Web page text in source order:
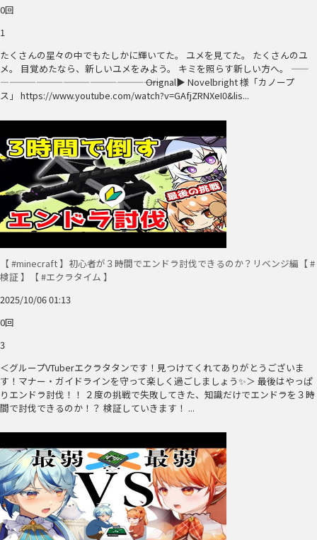
0回
1
たくさんの星々の中でもたしかに輝いてた。 ユメを見てた。 たくさんのユ
メ。 目覚めたなら、新しいユメをみよう。 キミを照らす新しい方へ。 ――
―――――――――――――――――― Orignal▶ Novelbright 様「カノープ
ス」 https://www.youtube.com/watch?v=GAfjZRNXeI0&lis...
【 #minecraft 】初心者が３時間でエンドラ討伐できるのか？リベンジ編【 #
検証 】【 #エクラタイム 】
2025/10/06 01:13
0回
3
＜グループVTuberエクラタタンです！見つけてくれてありがとうございま
す！マナー・ガイドラインを守って楽しく過ごしましょう✨＞ 最後はやっぱ
りエンドラ討伐！！ ２度の挑戦で失敗してきた、知識だけでエンドラを３時
間で討伐できるのか！？ 検証していきます！ ...